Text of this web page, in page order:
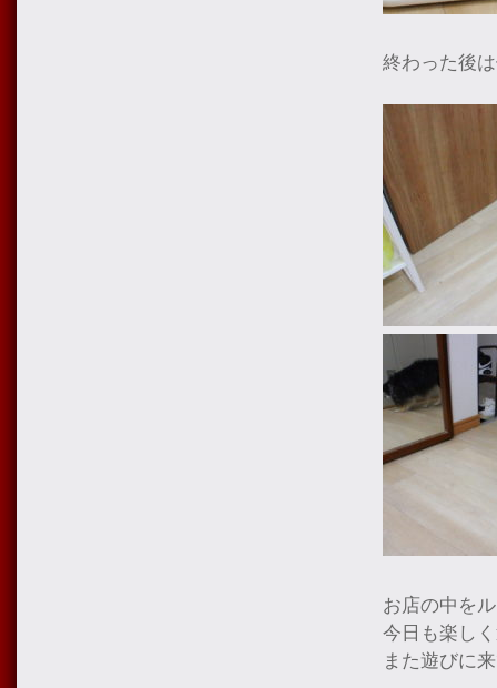
終わった後
お店の中を
今日も楽し
また遊びに